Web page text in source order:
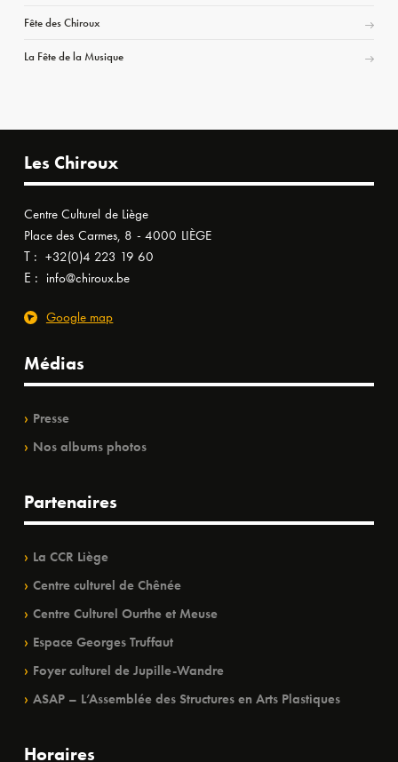
Fête des Chiroux
La Fête de la Musique
Les Chiroux
Centre Culturel de Liège
Place des Carmes, 8 - 4000 LIÈGE
T : +32(0)4 223 19 60
E : info@chiroux.be
Google map
Médias
Presse
Nos albums photos
Partenaires
La CCR Liège
Centre culturel de Chênée
Centre Culturel Ourthe et Meuse
Espace Georges Truffaut
Foyer culturel de Jupille-Wandre
ASAP – L’Assemblée des Structures en Arts Plastiques
Horaires